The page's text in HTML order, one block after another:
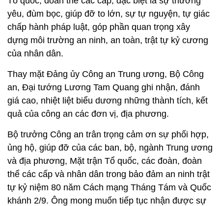
yêu, đùm bọc, giúp đỡ to lớn, sự tự nguyện, tự giác
chấp hành pháp luật, góp phần quan trọng xây
dựng môi trường an ninh, an toàn, trật tự kỷ cương
của nhân dân.
Thay mặt Đảng ủy Công an Trung ương, Bộ Công
an, Đại tướng Lương Tam Quang ghi nhận, đánh
giá cao, nhiệt liệt biểu dương những thành tích, kết
quả của công an các đơn vị, địa phương.
Bộ trưởng Công an trân trọng cảm ơn sự phối hợp,
ủng hộ, giúp đỡ của các ban, bộ, ngành Trung ương
và địa phương, Mặt trận Tổ quốc, các đoàn, đoàn
thể các cấp và nhân dân trong bảo đảm an ninh trật
tự kỷ niệm 80 năm Cách mạng Tháng Tám và Quốc
khánh 2/9. Ông mong muốn tiếp tục nhận được sự